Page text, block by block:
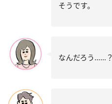
そうです。
なんだろう……？